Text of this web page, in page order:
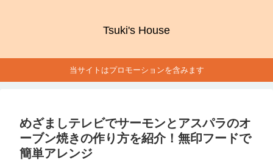
Tsuki's House
当サイトはプロモーションを含みます
めざましテレビでサーモンとアスパラのオ
ーブン焼きの作り方を紹介！無印フードで
簡単アレンジ